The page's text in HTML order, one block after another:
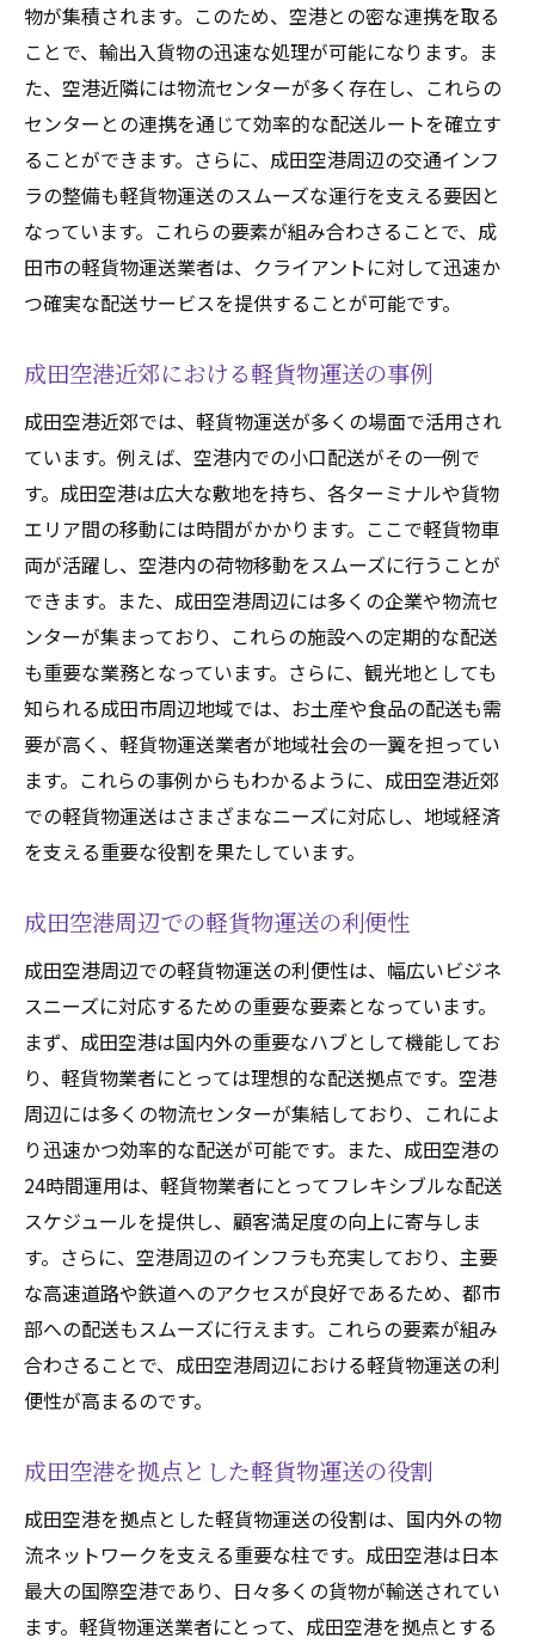
物が集積されます。このため、空港との密な連携を取る
ことで、輸出入貨物の迅速な処理が可能になります。ま
た、空港近隣には物流センターが多く存在し、これらの
センターとの連携を通じて効率的な配送ルートを確立す
ることができます。さらに、成田空港周辺の交通インフ
ラの整備も軽貨物運送のスムーズな運行を支える要因と
なっています。これらの要素が組み合わさることで、成
田市の軽貨物運送業者は、クライアントに対して迅速か
つ確実な配送サービスを提供することが可能です。
成田空港近郊における軽貨物運送の事例
成田空港近郊では、軽貨物運送が多くの場面で活用され
ています。例えば、空港内での小口配送がその一例で
す。成田空港は広大な敷地を持ち、各ターミナルや貨物
エリア間の移動には時間がかかります。ここで軽貨物車
両が活躍し、空港内の荷物移動をスムーズに行うことが
できます。また、成田空港周辺には多くの企業や物流セ
ンターが集まっており、これらの施設への定期的な配送
も重要な業務となっています。さらに、観光地としても
知られる成田市周辺地域では、お土産や食品の配送も需
要が高く、軽貨物運送業者が地域社会の一翼を担ってい
ます。これらの事例からもわかるように、成田空港近郊
での軽貨物運送はさまざまなニーズに対応し、地域経済
を支える重要な役割を果たしています。
成田空港周辺での軽貨物運送の利便性
成田空港周辺での軽貨物運送の利便性は、幅広いビジネ
スニーズに対応するための重要な要素となっています。
まず、成田空港は国内外の重要なハブとして機能してお
り、軽貨物業者にとっては理想的な配送拠点です。空港
周辺には多くの物流センターが集結しており、これによ
り迅速かつ効率的な配送が可能です。また、成田空港の
24時間運用は、軽貨物業者にとってフレキシブルな配送
スケジュールを提供し、顧客満足度の向上に寄与しま
す。さらに、空港周辺のインフラも充実しており、主要
な高速道路や鉄道へのアクセスが良好であるため、都市
部への配送もスムーズに行えます。これらの要素が組み
合わさることで、成田空港周辺における軽貨物運送の利
便性が高まるのです。
成田空港を拠点とした軽貨物運送の役割
成田空港を拠点とした軽貨物運送の役割は、国内外の物
流ネットワークを支える重要な柱です。成田空港は日本
最大の国際空港であり、日々多くの貨物が輸送されてい
ます。軽貨物運送業者にとって、成田空港を拠点とする